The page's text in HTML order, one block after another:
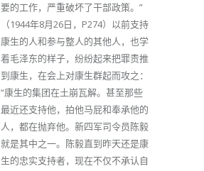
要的工作，严重破坏了干部政策。”
（1944年8月26日，P274）以前支持
康生的人和参与整人的其他人，也学
着毛泽东的样子，纷纷起来把罪责推
到康生，在会上对康生群起而攻之：
“康生的集团在土崩瓦解。甚至那些
最近还支持他，拍他马屁和奉承他的
人，都在抛弃他。新四军司令员陈毅
就是其中之一。陈毅直到昨天还是康
生的忠实支持者，现在不仅不承认自